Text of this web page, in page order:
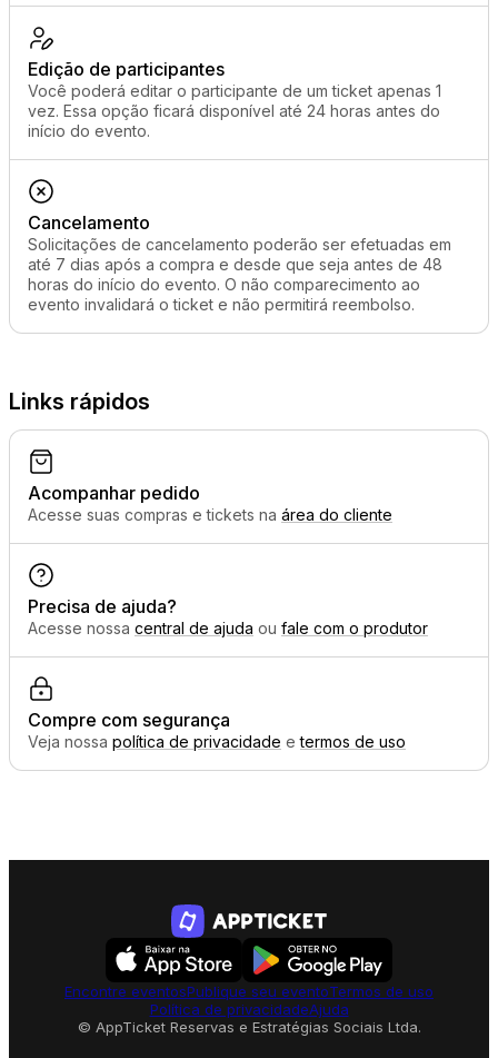
Edição de participantes
Você poderá editar o participante de um ticket apenas 1
vez. Essa opção ficará disponível até 24 horas antes do
início do evento.
Cancelamento
Solicitações de cancelamento poderão ser efetuadas em
até 7 dias após a compra e desde que seja antes de 48
horas do início do evento. O não comparecimento ao
evento invalidará o ticket e não permitirá reembolso.
Links rápidos
Acompanhar pedido
Acesse suas compras e tickets na área do cliente
Precisa de ajuda?
Acesse nossa central de ajuda ou fale com o produtor
Compre com segurança
Veja nossa política de privacidade etermos de uso
© AppTicket Reservas e Estratégias Sociais Ltda.
Encontre eventosPublique seu eventoTermos de uso
Política de privacidadeAjuda